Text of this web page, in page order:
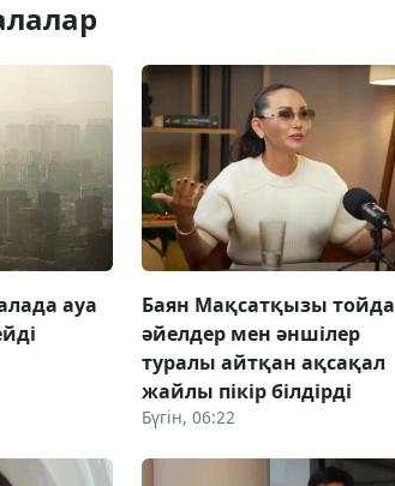
ауа
Баян Мақсатқызы тойда
әйелдер мен әншілер
туралы айтқан ақсақал
жайлы пікір білдірді
Бүгін, 06:22